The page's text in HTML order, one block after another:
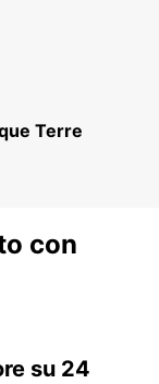
Terre
con
su 24